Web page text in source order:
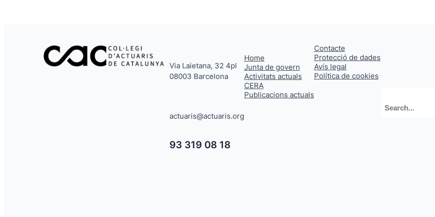
Via Laietana, 32 4pl
08003 Barcelona
actuaris@actuaris.org
93 319 08 18
Home
Junta de govern
Activitats actuals
CERA
Publicacions actuals
Contacte
Protecció de dades
Avís legal
Política de cookies